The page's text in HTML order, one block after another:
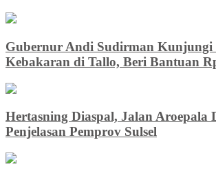
Gubernur Andi Sudirman Kunjungi
Kebakaran di Tallo, Beri Bantuan
Hertasning Diaspal, Jalan Aroepala
Penjelasan Pemprov Sulsel